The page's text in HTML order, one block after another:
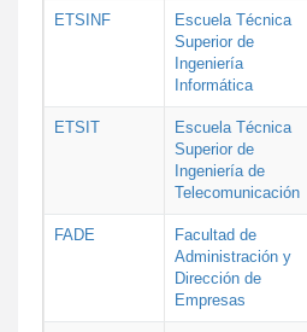
ETSINF
Escuela Técnica
Superior de
Ingeniería
Informática
ETSIT
Escuela Técnica
Superior de
Ingeniería de
Telecomunicación
FADE
Facultad de
Administración y
Dirección de
Empresas